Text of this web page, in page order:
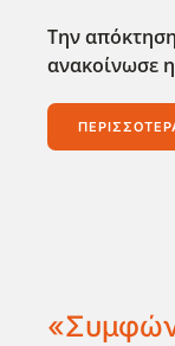
Την
ανακοίνωσε